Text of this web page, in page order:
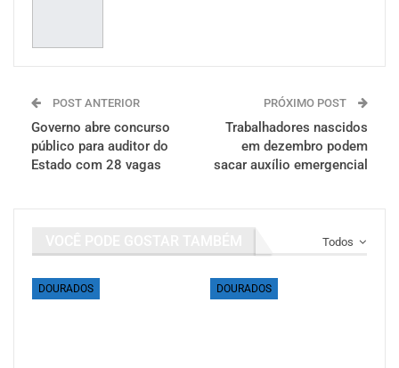
POST ANTERIOR
Governo abre concurso
público para auditor do
Estado com 28 vagas
PRÓXIMO POST
Trabalhadores nascidos
em dezembro podem
sacar auxílio emergencial
Todos
DOURADOS DOURADOS